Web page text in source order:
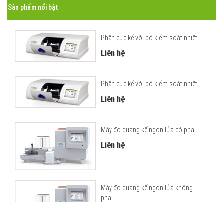
Sản phẩm nổi bật
Phân cực kế với bộ kiểm soát nhiệt...
Liên hệ
Phân cực kế với bộ kiểm soát nhiệt...
Liên hệ
Máy đo quang kế ngọn lửa có pha...
Liên hệ
Máy đo quang kế ngọn lửa không
pha...